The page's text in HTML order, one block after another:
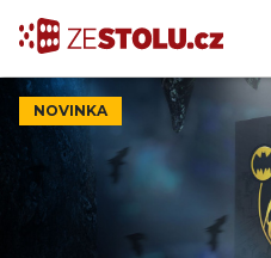
NOVINKA